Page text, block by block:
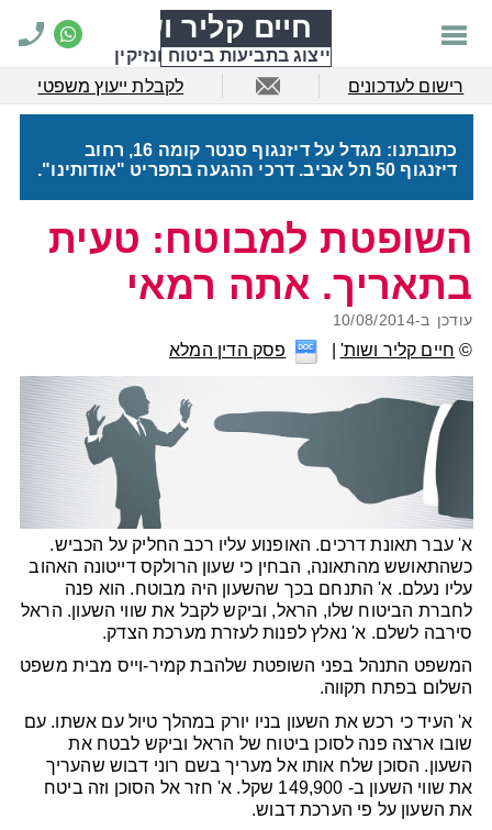
חיים קליר ושות'
ייצוג בתביעות ביטוח ונזיקין
רישום לעדכונים
לקבלת ייעוץ משפטי
כתובתנו: מגדל על דיזנגוף סנטר קומה 16, רחוב
דיזנגוף 50 תל אביב. דרכי ההגעה בתפריט "אודותינו".
השופטת למבוטח: טעית
בתאריך. אתה רמאי
עודכן ב-10/08/2014
© חיים קליר ושות' פסק הדין המלא
א' עבר תאונת דרכים. האופנוע עליו רכב החליק על הכביש.
כשהתאושש מהתאונה, הבחין כי שעון הרולקס דייטונה האהוב
עליו נעלם. א' התנחם בכך שהשעון היה מבוטח. הוא פנה
לחברת הביטוח שלו, הראל, וביקש לקבל את שווי השעון. הראל
סירבה לשלם. א' נאלץ לפנות לעזרת מערכת הצדק.
המשפט התנהל בפני השופטת שלהבת קמיר-וייס מבית משפט
השלום בפתח תקווה.
א' העיד כי רכש את השעון בניו יורק במהלך טיול עם אשתו. עם
שובו ארצה פנה לסוכן ביטוח של הראל וביקש לבטח את
השעון. הסוכן שלח אותו אל מעריך בשם רוני דבוש שהעריך
את שווי השעון ב- 149,900 שקל. א' חזר אל הסוכן וזה ביטח
את השעון על פי הערכת דבוש.